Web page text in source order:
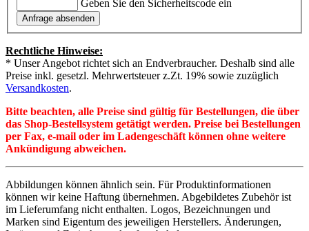
Geben Sie den Sicherheitscode ein
Rechtliche Hinweise:
* Unser Angebot richtet sich an Endverbraucher. Deshalb sind alle
Preise inkl. gesetzl. Mehrwertsteuer z.Zt. 19% sowie zuzüglich
Versandkosten.
Bitte beachten, alle Preise sind gültig für Bestellungen, die über
das Shop-Bestellsystem getätigt werden. Preise bei Bestellungen
per Fax, e-mail oder im Ladengeschäft können ohne weitere
Ankündigung abweichen.
Abbildungen können ähnlich sein. Für Produktinformationen
können wir keine Haftung übernehmen. Abgebildetes Zubehör ist
im Lieferumfang nicht enthalten. Logos, Bezeichnungen und
Marken sind Eigentum des jeweiligen Herstellers. Änderungen,